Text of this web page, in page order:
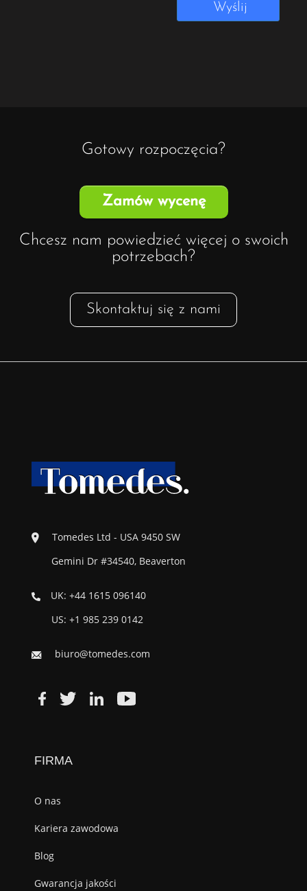
Wyślij
Gotowy rozpoczęcia?
Zamów wycenę
Chcesz nam powiedzieć więcej o swoich
potrzebach?
Skontaktuj się z nami
Tomedes Ltd - USA 9450 SW
Gemini Dr #34540, Beaverton
UK: +44 1615 096140
US: +1 985 239 0142
biuro@tomedes.com
FIRMA
O nas
Kariera zawodowa
Blog
Gwarancja jakości